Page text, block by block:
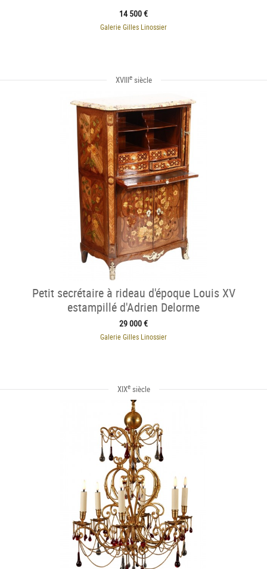
14 500 €
Galerie Gilles Linossier
XVIIIesiècle
Petit secrétaire à rideau d'époque Louis XV
estampillé d'Adrien Delorme
29 000 €
Galerie Gilles Linossier
XIXesiècle